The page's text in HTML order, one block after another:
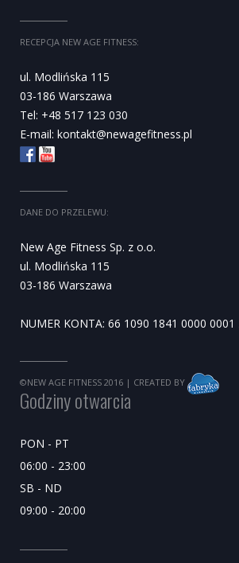
RECEPCJA NEW AGE FITNESS:
ul. Modlińska 115
03-186 Warszawa
Tel: +48 517 123 030
E-mail: kontakt@newagefitness.pl
DANE DO PRZELEWU:
New Age Fitness Sp. z o.o.
ul. Modlińska 115
03-186 Warszawa
NUMER KONTA: 66 1090 1841 0000 0001
©NEW AGE FITNESS 2016 | CREATED BY
Godziny otwarcia
PON - PT
06:00 - 23:00
SB - ND
09:00 - 20:00